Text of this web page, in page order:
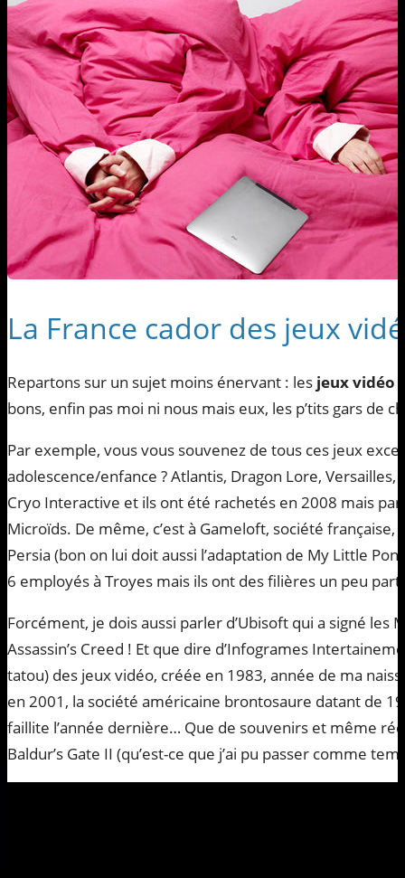
La France cador des jeux
Repartons sur un sujet moins énervant : les jeux vidéo
bons, enfin pas moi ni nous mais eux, les p’tits gars de
Par exemple, vous vous souvenez de tous ces jeux
adolescence/enfance ? Atlantis, Dragon Lore,
Cryo Interactive et ils ont été rachetés en 2008 mais par
Microïds. De même, c’est à Gameloft, société française,
Persia (bon on lui doit aussi l’adaptation de My Little
6 employés à Troyes mais ils ont des filières un peu
Forcément, je dois aussi parler d’Ubisoft qui a signé les
Assassin’s Creed ! Et que dire d’Infogrames
tatou) des jeux vidéo, créée en 1983, année de ma
en 2001, la société américaine brontosaure datant de
faillite l’année dernière… Que de souvenirs et même
Baldur’s Gate II (qu’est-ce que j’ai pu passer comme